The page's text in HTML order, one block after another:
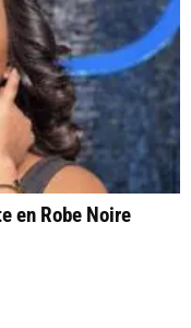
en Robe Noire